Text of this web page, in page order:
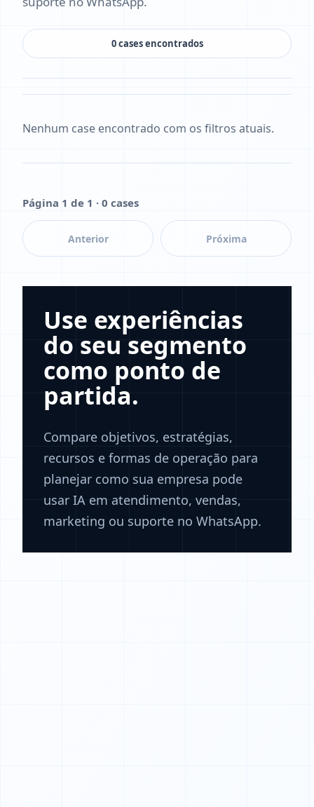
0 cases encontrados
Nenhum case encontrado com os filtros atuais.
Página 1 de 1 · 0 cases
Anterior Próxima
Use experiências
do seu segmento
como ponto de
partida.
Compare objetivos, estratégias,
recursos e formas de operação para
planejar como sua empresa pode
usar IA em atendimento, vendas,
marketing ou suporte no WhatsApp.